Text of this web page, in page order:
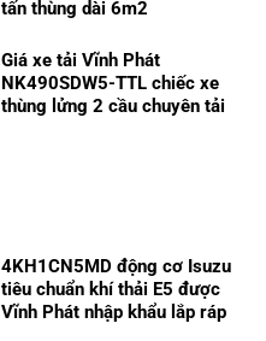
tấn thùng dài 6m2
Giá xe tải Vĩnh Phát
NK490SDW5-TTL chiếc xe
thùng lửng 2 cầu chuyên tải
4KH1CN5MD động cơ Isuzu
tiêu chuẩn khí thải E5 được
Vĩnh Phát nhập khẩu lắp ráp